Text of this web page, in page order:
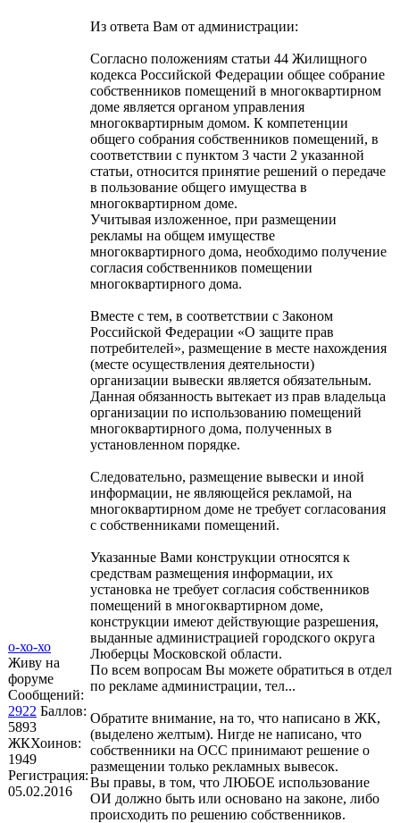
о-хо-хо
Живу на
форуме
Сообщений:
2922 Баллов:
5893
ЖКХоинов:
1949
Регистрация:
05.02.2016
Из ответа Вам от администрации:
Согласно положениям статьи 44 Жилищного
кодекса Российской Федерации общее собрание
собственников помещений в многоквартирном
доме является органом управления
многоквартирным домом. К компетенции
общего собрания собственников помещений, в
соответствии с пунктом 3 части 2 указанной
статьи, относится принятие решений о передаче
в пользование общего имущества в
многоквартирном доме.
Учитывая изложенное, при размещении
рекламы на общем имуществе
многоквартирного дома, необходимо получение
согласия собственников помещении
многоквартирного дома.
Вместе с тем, в соответствии с Законом
Российской Федерации «О защите прав
потребителей», размещение в месте нахождения
(месте осуществления деятельности)
организации вывески является обязательным.
Данная обязанность вытекает из прав владельца
организации по использованию помещений
многоквартирного дома, полученных в
установленном порядке.
Следовательно, размещение вывески и иной
информации, не являющейся рекламой, на
многоквартирном доме не требует согласования
с собственниками помещений.
Указанные Вами конструкции относятся к
средствам размещения информации, их
установка не требует согласия собственников
помещений в многоквартирном доме,
конструкции имеют действующие разрешения,
выданные администрацией городского округа
Люберцы Московской области.
По всем вопросам Вы можете обратиться в отдел
по рекламе администрации, тел...
Обратите внимание, на то, что написано в ЖК,
(выделено желтым). Нигде не написано, что
собственники на ОСС принимают решение о
размещении только рекламных вывесок.
Вы правы, в том, что ЛЮБОЕ использование
ОИ должно быть или основано на законе, либо
происходить по решению собственников.